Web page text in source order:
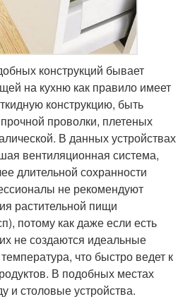
конструкций бывает
на кухню как правило имеет
конструкцию, быть
проволки, плетеных
В данных устройствах
вентиляционная система,
длительной сохранности
не рекомендуют
растительной пищи
потому как даже если есть
не создаются идеальные
что быстро ведет к
В подобных местах
и столовые устройства.